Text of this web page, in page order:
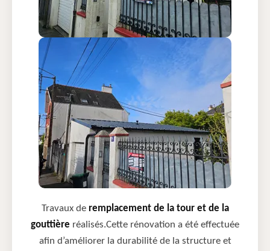
Travaux de remplacement de la tour et de la
gouttière réalisés.Cette rénovation a été effectuée
afin d’améliorer la durabilité de la structure et